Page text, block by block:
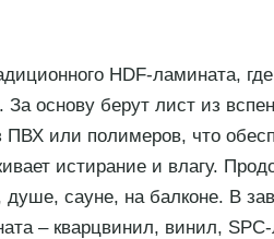
HDF-ламината,
основу берут лист из
или полимеров, что
истирание и влагу.
сауне, на балконе. В
– кварцвинил, винил,